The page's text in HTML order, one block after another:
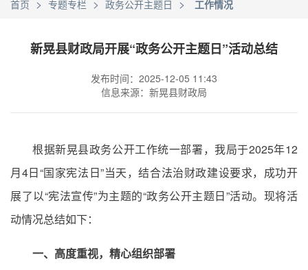
首页 > 专题专栏 > 政务公开主题日 > 工作情况
新晃县财政局开展“政务公开主题日”活动总结
发布时间：2025-12-05 11:43
信息来源：新晃县财政局
根据新晃县政务公开工作统一部署，我局于2025年12
月4日“国家宪法日”当天，结合法治财政建设要求，成功开
展了以“宪法宣传”为主题的“政务公开主题日”活动。现将活
动情况总结如下：
一、高度重视，精心组织部署